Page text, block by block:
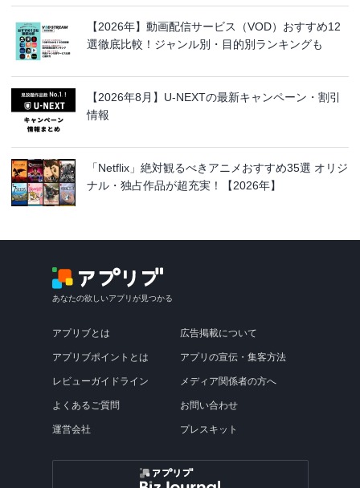
【2026年】動画配信サービス（VOD）おすすめ12
選徹底比較！ジャンル別・目的別ランキングも
【2026年8月】U-NEXTの最新キャンペーン・割引
情報
「Netflix」絶対観るべきアニメおすすめ35選 オリジ
ナル・独占作品が超充実！【2026年】
あなたの欲しいアプリが見つかる
アプリブとは
アプリブポイントとは
レビューガイドライン
よくあるご質問
運営会社
広告掲載について
アプリの宣伝・集客方法
メディア関係者の方へ
お問い合わせ
プレスキット